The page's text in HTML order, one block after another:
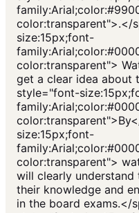
color:transparent">.</
size:15px;font-
color:transparent">
get a clear idea about
style="font-
size:15px;font-
color:transparent">
will clearly understand
their knowledge and
in the board exams.</